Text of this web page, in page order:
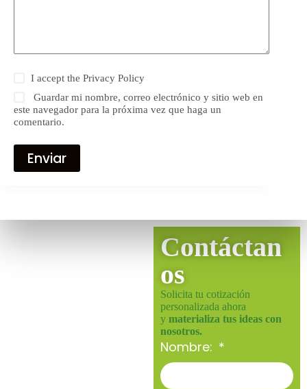
I accept thePrivacy Policy
Guardar mi nombre, correo electrónico y sitio web en
este navegador para la próxima vez que haga un
comentario.
Enviar
Contáctan
os
Solicita tu cotización
personalizada ahora
y materializa tus ideas con
nosotros.
Nombre: